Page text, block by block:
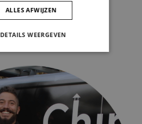
ALLES AFWIJZEN
DETAILS WEERGEVEN